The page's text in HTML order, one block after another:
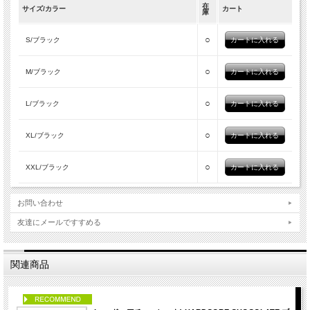
サイズ/カラー
在
庫
カート
S/ブラック ○
M/ブラック ○
L/ブラック ○
XL/ブラック ○
XXL/ブラック ○
お問い合わせ
友達にメールですすめる
関連商品